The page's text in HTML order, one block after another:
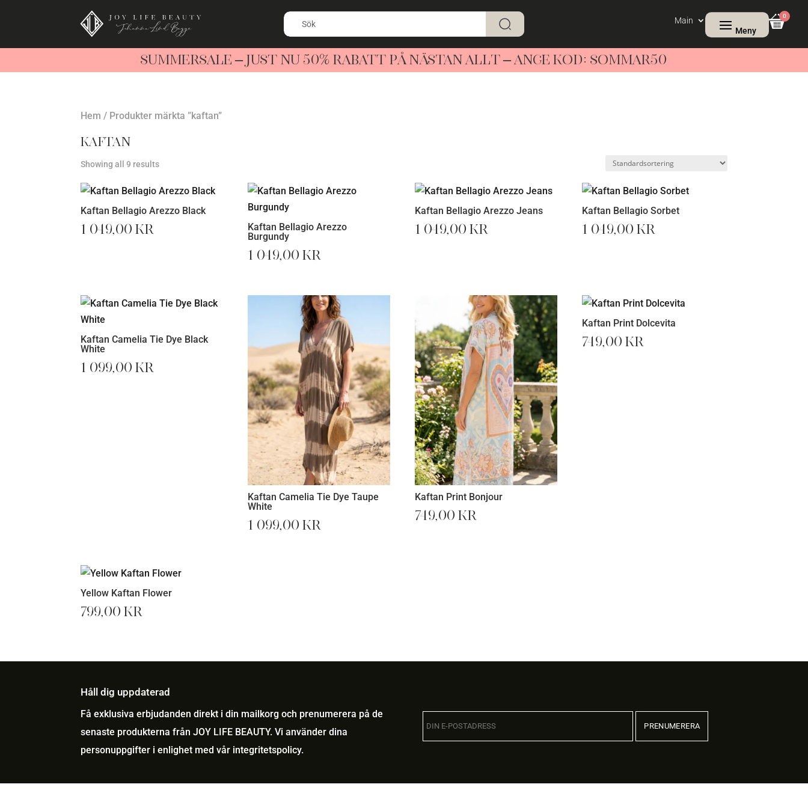
Main 0
SUMMERSALE – JUST NU 50% RABATT PÅ NÄSTAN ALLT – ANGE KOD: SOMMAR50
Hem / Produkter märkta ”kaftan”
kaftan
Showing all 9 results
Kaftan Bellagio Arezzo Black
1 049,00kr
Kaftan Bellagio Arezzo
Burgundy
1 049,00kr
Kaftan Bellagio Arezzo Jeans
1 049,00kr
Kaftan Bellagio Sorbet
1 049,00kr
Kaftan Camelia Tie Dye Black
White
1 099,00kr
Kaftan Camelia Tie Dye Taupe
White
1 099,00kr
Kaftan Print Bonjour
749,00kr
Kaftan Print Dolcevita
749,00kr
Yellow Kaftan Flower
799,00kr
Håll dig uppdaterad
Få exklusiva erbjudanden direkt i din mailkorg och prenumerera på de
senaste produkterna från JOY LIFE BEAUTY. Vi använder dina
personuppgifter i enlighet med vår integritetspolicy.